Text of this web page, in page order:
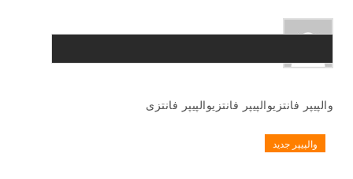
والپیپر فانتزیوالپیپر فانتزیوالپیپر فانتزی
والپیپر جدید